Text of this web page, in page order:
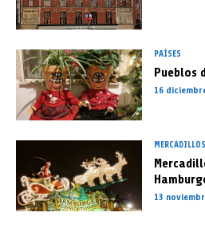
PAÍSES
Pueblos
16
13